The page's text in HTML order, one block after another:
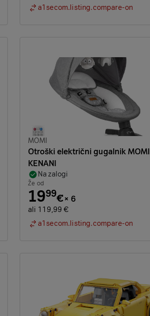
a1secom.listing.compare-on
Znamka:
MOMI
Otroški električni gugalnik MOMI
KENANI
Na zalogi
Že od
1999€× 6
ali 119,99 €
a1secom.listing.compare-on